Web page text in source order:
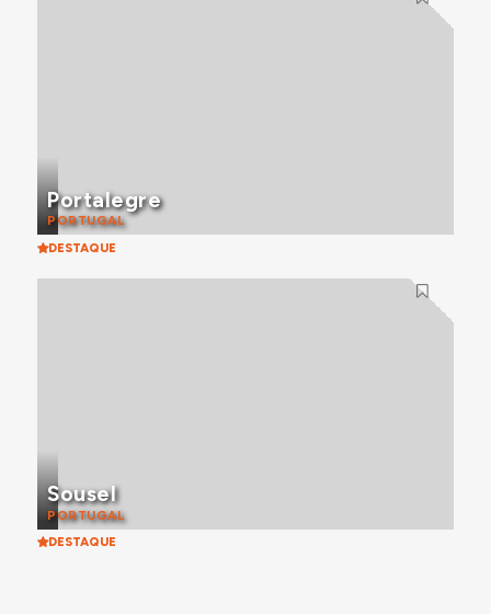
Portalegre
PORTUGAL
DESTAQUE
Sousel
PORTUGAL
DESTAQUE